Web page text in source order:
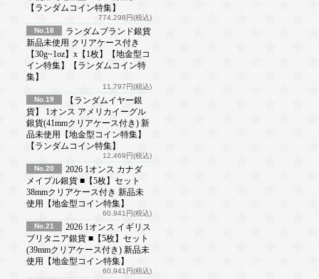
【ランダムコイン特集】
774,298円(税込)
No.18
ランダムブランド銀貨
新品未使用 クリアケース付き
【30g~1oz】x【1枚】【地金型コ
イン特集】【ランダムコイン特
集】
11,797円(税込)
No.19
【ランダムイヤー銀
貨】 1オンス アメリカイーグル
銀貨(41mmクリアケース付き) 新
品未使用【地金型コイン特集】
【ランダムコイン特集】
12,469円(税込)
No.20
2026 1オンス カナダ
メイプル銀貨 ■【5枚】セット
38mmクリアケース付き 新品未
使用【地金型コイン特集】
60,941円(税込)
No.21
2026 1オンス イギリス
ブリタニア銀貨 ■【5枚】セット
(39mmクリアケース付き) 新品未
使用【地金型コイン特集】
60,941円(税込)